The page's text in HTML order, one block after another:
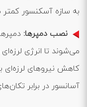
به سازه آسکنسور کمتر
نصب دمپرها:
می‌شوند تا انرژی
کاهش نیروهای لرزه‌ای
آسانسور در برابر